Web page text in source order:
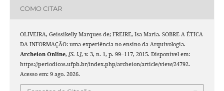
COMO CITAR
OLIVEIRA, Geissikelly Marques de; FREIRE, Isa Maria. SOBRE A ÉTICA
DA INFORMAÇÃO: uma experiência no ensino da Arquivologia.
Archeion Online, [S. l.], v. 3, n. 1, p. 99–117, 2015. Disponível em:
https://periodicos.ufpb.br/index.php/archeion/article/view/24792.
Acesso em: 9 ago. 2026.